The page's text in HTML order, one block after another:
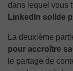
dans lequel vous
LinkedIn solide
La deuxième
pour accroître
le partage de